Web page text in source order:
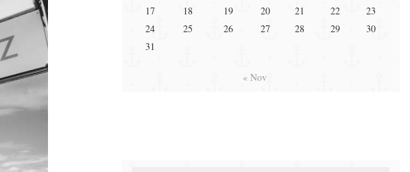
17
18 19 20 21 22
23
24
25 26 27 28 29
30
31
« Nov